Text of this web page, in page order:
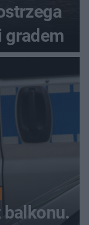
gradem
balkonu.